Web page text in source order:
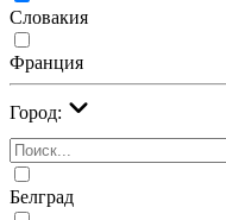
Словакия
Франция
Город:
Белград